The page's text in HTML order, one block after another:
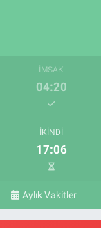
İMSAK
04:20
İKINDI
17:06
Aylık Vakitler